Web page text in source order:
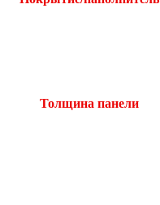
Толщина панели